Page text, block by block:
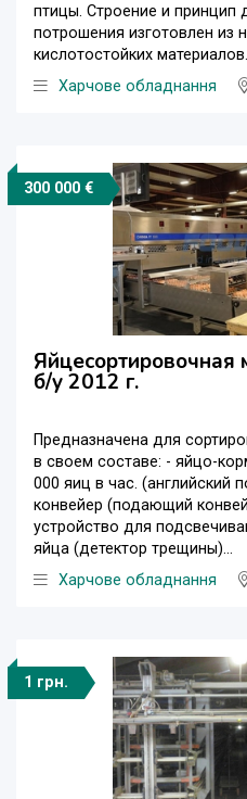
птицы. Строение и принцип
потрошения изготовлен из
кислотостойких
Харчове обладнання
300 000 €
б/у 2012 г.
Предназначена для
в своем составе: - яйцо-
000 яиц в час. (английский
конвейер (подающий
устройство для
яйца (детектор трещины)...
Харчове обладнання
1 грн.